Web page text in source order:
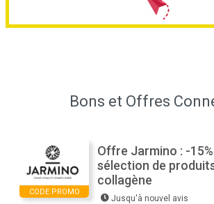
Bons et Offres
CODE PROMO
Offre Jarmino : -
sélection de
collagène
Jusqu'à nouvel avis